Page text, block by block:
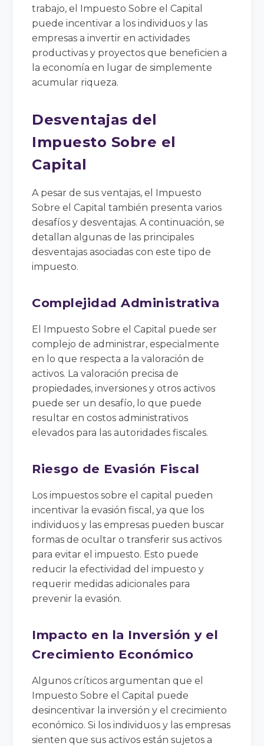
trabajo, el Impuesto Sobre el Capital
puede incentivar a los individuos y las
empresas a invertir en actividades
productivas y proyectos que beneficien a
la economía en lugar de simplemente
acumular riqueza.
Desventajas del
Impuesto Sobre el
Capital
A pesar de sus ventajas, el Impuesto
Sobre el Capital también presenta varios
desafíos y desventajas. A continuación, se
detallan algunas de las principales
desventajas asociadas con este tipo de
impuesto.
Complejidad Administrativa
El Impuesto Sobre el Capital puede ser
complejo de administrar, especialmente
en lo que respecta a la valoración de
activos. La valoración precisa de
propiedades, inversiones y otros activos
puede ser un desafío, lo que puede
resultar en costos administrativos
elevados para las autoridades fiscales.
Riesgo de Evasión Fiscal
Los impuestos sobre el capital pueden
incentivar la evasión fiscal, ya que los
individuos y las empresas pueden buscar
formas de ocultar o transferir sus activos
para evitar el impuesto. Esto puede
reducir la efectividad del impuesto y
requerir medidas adicionales para
prevenir la evasión.
Impacto en la Inversión y el
Crecimiento Económico
Algunos críticos argumentan que el
Impuesto Sobre el Capital puede
desincentivar la inversión y el crecimiento
económico. Si los individuos y las empresas
sienten que sus activos están sujetos a